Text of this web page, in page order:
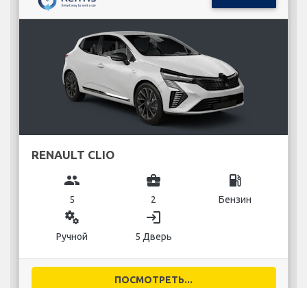
RENAULT CLIO
group
5
business_center
2
local_gas_station
Бензин
miscellaneous_services
Ручной
login
5 Дверь
ПОСМОТРЕТЬ...